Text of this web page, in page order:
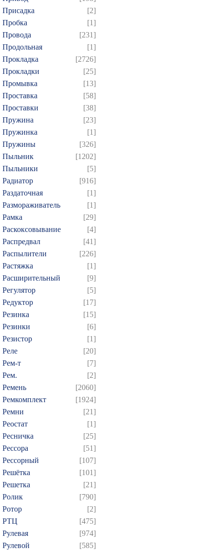
Присадка
[2]
Пробка
[1]
Провода
[231]
Продольная
[1]
Прокладка
[2726]
Прокладки
[25]
Промывка
[13]
Проставка
[58]
Проставки
[38]
Пружина
[23]
Пружинка
[1]
Пружины
[326]
Пыльник
[1202]
Пыльники
[5]
Радиатор
[916]
Раздаточная
[1]
Размораживатель
[1]
Рамка
[29]
Раскоксовывание
[4]
Распредвал
[41]
Распылители
[226]
Растяжка
[1]
Расширительный
[9]
Регулятор
[5]
Редуктор
[17]
Резинка
[15]
Резинки
[6]
Резистор
[1]
Реле
[20]
Рем-т
[7]
Рем.
[2]
Ремень
[2060]
Ремкомплект
[1924]
Ремни
[21]
Реостат
[1]
Ресничка
[25]
Рессора
[51]
Рессорный
[107]
Решётка
[101]
Решетка
[21]
Ролик
[790]
Ротор
[2]
РТЦ
[475]
Рулевая
[974]
Рулевой
[585]